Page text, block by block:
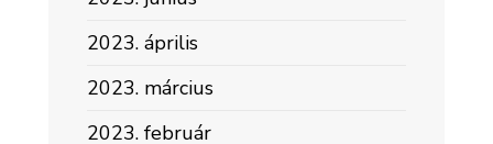
2023. április
2023. március
2023. február